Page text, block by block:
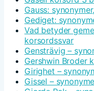
Gauss:
Gediget:
Vad betyder
korsordssvar
Gensträvig –
Gershwin Broder
Girighet –
Gissel –